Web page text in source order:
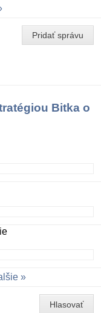
Pridať správu
Bitka o
Hlasovať